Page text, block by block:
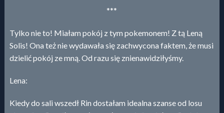
***
Tylko nie to! Miałam pokój z tym pokemonem! Z tą Leną
Solis! Ona też nie wydawała się zachwycona faktem, że musi
dzielić pokój ze mną. Od razu się znienawidziłyśmy.
Lena:
Kiedy do sali wszedł Rin dostałam idealna szanse od losu